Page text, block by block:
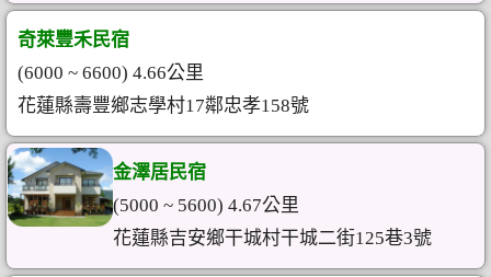
奇萊豐禾民宿
(6000 ~ 6600) 4.66公里
花蓮縣壽豐鄉志學村17鄰忠孝158號
金澤居民宿
(5000 ~ 5600) 4.67公里
花蓮縣吉安鄉干城村干城二街125巷3號